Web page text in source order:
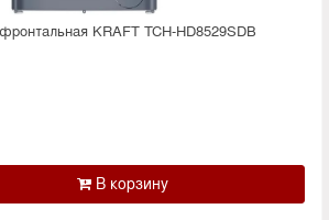
KRAFT TCH-HD8529SDB